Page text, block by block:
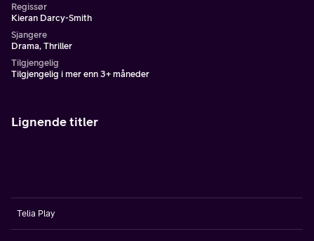
Regissør
Kieran Darcy-Smith
Sjangere
Drama, Thriller
Tilgjengelig
Tilgjengelig i mer enn 3+ måneder
Lignende titler
Telia Play